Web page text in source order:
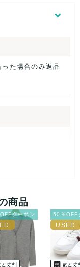
さいませ。
た場合のみ返品
、ご了承下さい
態の価値観が異な
商品
クーポン 50％OFF